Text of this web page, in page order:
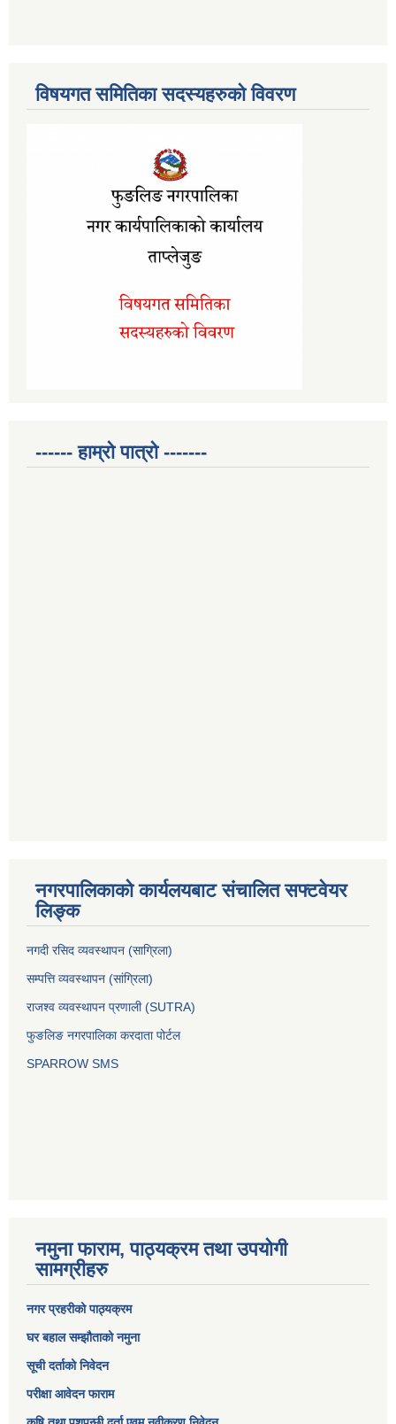
विषयगत समितिका सदस्यहरुको विवरण
------ हाम्रो पात्रो -------
नगरपालिकाको कार्यलयबाट संचालित सफ्टवेयर
लिङ्क
नगदी रसिद व्यवस्थापन (साग्रिला)
सम्पत्ति व्यवस्थापन (सांग्रिला)
राजश्व व्यवस्थापन प्रणाली (SUTRA)
फुङलिङ नगरपालिका करदाता पोर्टल
SPARROW SMS
नमुना फाराम, पाठ्यक्रम तथा उपयोगी
सामग्रीहरु
नगर प्रहरीको पाठ्यक्रम
घर बहाल सम्झौताको नमुना
सूची दर्ताको निवेदन
परीक्षा आवेदन फाराम